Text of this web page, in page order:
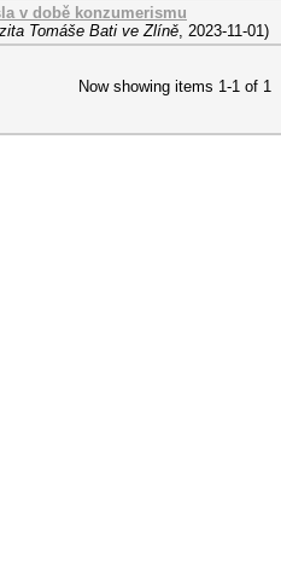
v době konzumerismu
Tomáše Bati ve Zlíně, 2023-11-01)
Now showing items 1-1 of 1